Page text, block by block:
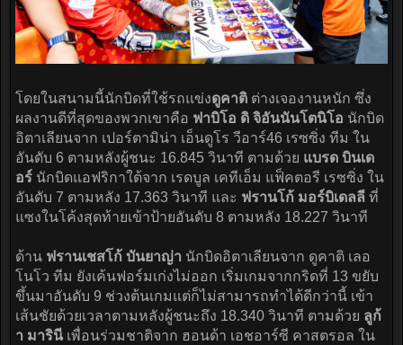
โดยในสนามนี้นักบิดที่ใช้รถแข่งดูคาติ ต่างเจองานหนัก ซึ่ง
ผลงานดีที่สุดของพวกเขาคือ ฟาบิโอ ดิ จิอันนันโตนิโอ นักบิด
อิตาเลียนจาก เปอร์ตามิน่า เอ็นดูโร วีอาร์46 เรซซิ่ง ทีม ใน
อันดับ 6 ตามหลังผู้ชนะ 16.845 วินาที ตามด้วย แบรด บินเด
อร์ นักบิดแอฟริกาใต้จาก เรดบูล เคทีเอ็ม แฟ็คตอรี เรซซิ่ง ใน
อันดับ 7 ตามหลัง 17.363 วินาที และ ฟรานโก้ มอร์บิเดลลี ที่
แซงในโค้งสุดท้ายเข้าป้ายอันดับ 8 ตามหลัง 18.227 วินาที
ด้าน ฟรานเชสโก้ บันยาญ่า นักบิดอิตาเลียนจาก ดูคาติ เลอ
โนโว ทีม ยังเค้นฟอร์มเก่งไม่ออก เริ่มเกมจากกริดที่ 13 ขยับ
ขึ้นมาอันดับ 9 ช่วงต้นเกมแต่ก็ไม่สามารถทำได้ดีกว่านี้ เข้า
เส้นชัยด้วยเวลาตามหลังผู้ชนะถึง 18.340 วินาที ตามด้วย ลูก้
า มารินี เพื่อนร่วมชาติจาก ฮอนด้า เอชอาร์ซี คาสตรอล ใน